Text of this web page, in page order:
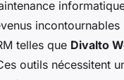
telles que Divalto
outils nécessitent